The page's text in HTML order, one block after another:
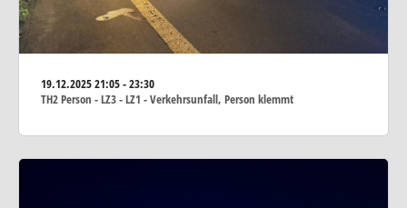
19.12.202521:05 - 23:30
TH2 Person - LZ3 - LZ1 - Verkehrsunfall, Person klemmt